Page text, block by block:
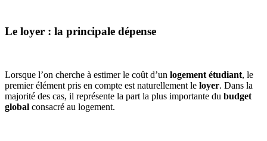
Le loyer : la principale dépense
Lorsque l’on cherche à estimer le coût d’un logement étudiant, le
premier élément pris en compte est naturellement le loyer. Dans la
majorité des cas, il représente la part la plus importante du budget
global consacré au logement.